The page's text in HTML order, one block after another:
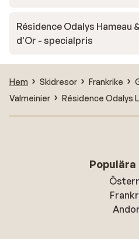
Résidence Odalys Hameau
d'Or - specialpris
Hem Skidresor Frankrike
Valmeinier
Résidence Odalys